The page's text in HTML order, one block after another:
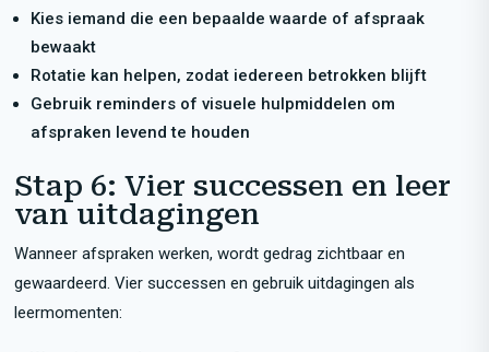
Kies iemand die een bepaalde waarde of afspraak
bewaakt
Rotatie kan helpen, zodat iedereen betrokken blijft
Gebruik reminders of visuele hulpmiddelen om
afspraken levend te houden
Stap 6: Vier successen en leer
van uitdagingen
Wanneer afspraken werken, wordt gedrag zichtbaar en
gewaardeerd. Vier successen en gebruik uitdagingen als
leermomenten: